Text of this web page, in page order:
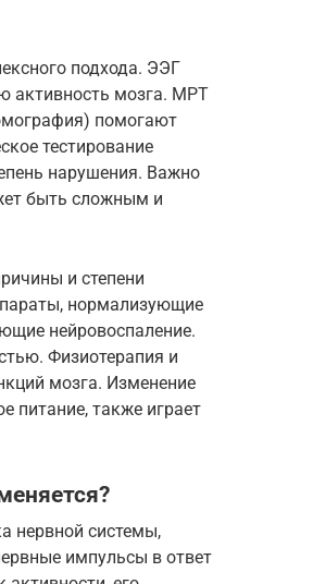
подхода. ЭЭГ
активность мозга. МРТ
помогают
тестирование
нарушения. Важно
быть сложным и
и степени
нормализующие
нейровоспаление.
Физиотерапия и
мозга. Изменение
питание, также играет
нервной системы,
импульсы в ответ